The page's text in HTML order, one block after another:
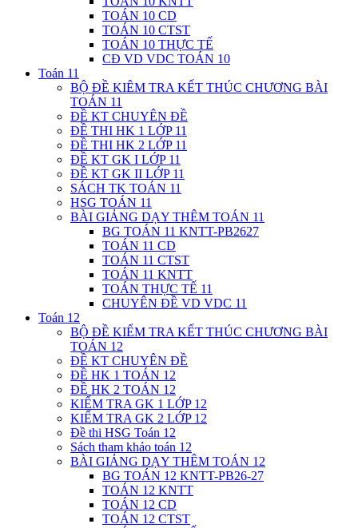
TOÁN 10 CD
TOÁN 10 CTST
TOÁN 10 THỰC TẾ
CĐ VD VDC TOÁN 10
Toán 11
BỘ ĐỀ KIÊM TRA KẾT THÚC CHƯƠNG BÀI
TOÁN 11
ĐỀ KT CHUYÊN ĐỀ
ĐỀ THI HK 1 LỚP 11
ĐỀ THI HK 2 LỚP 11
ĐỀ KT GK I LỚP 11
ĐỀ KT GK II LỚP 11
SÁCH TK TOÁN 11
HSG TOÁN 11
BÀI GIẢNG DẠY THÊM TOÁN 11
BG TOÁN 11 KNTT-PB2627
TOÁN 11 CD
TOÁN 11 CTST
TOÁN 11 KNTT
TOÁN THỰC TẾ 11
CHUYÊN ĐỀ VD VDC 11
Toán 12
BỘ ĐỀ KIỂM TRA KẾT THÚC CHƯƠNG BÀI
TOÁN 12
ĐỀ KT CHUYÊN ĐỀ
ĐỀ HK 1 TOÁN 12
ĐỀ HK 2 TOÁN 12
KIỂM TRA GK 1 LỚP 12
KIỂM TRA GK 2 LỚP 12
Đề thi HSG Toán 12
Sách tham khảo toán 12
BÀI GIẢNG DẠY THÊM TOÁN 12
BG TOÁN 12 KNTT-PB26-27
TOÁN 12 KNTT
TOÁN 12 CD
TOÁN 12 CTST